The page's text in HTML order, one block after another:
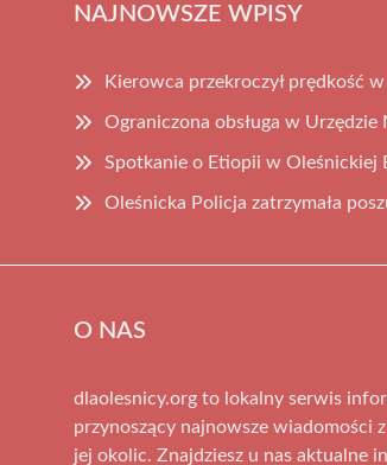
NAJNOWSZE WPISY
Kierowca przekroczył prędkość
Ograniczona obsługa w
Spotkanie o Etiopii w Oleśnickiej
Oleśnicka Policja zatrzymała
O NAS
dlaolesnicy.org to lokalny serwis
przynoszący najnowsze wiadomości
jej okolic. Znajdziesz u nas aktualne